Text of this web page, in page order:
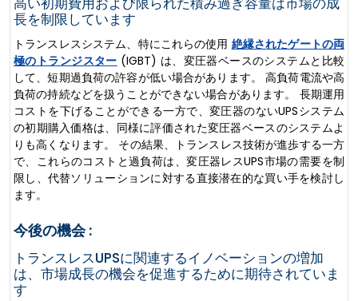
長を制限しています
トランスレスシステム、特にこれらの使用 絶縁されたゲートの両
極のトランジスター (IGBT) は、変圧器ベースのシステムと比較
して、短期過負荷の許容が低い場合があります。 高負荷電流や高
負荷の持続などを扱うことができない場合があります。 長期運用
コストを下げることができる一方で、変圧器のないUPSシステム
の初期購入価格は、同様に評価された変圧器ベースのシステムよ
りも高くなります。 その結果、トランスレス技術が進歩する一方
で、これらのコストと過負荷は、変圧器レスUPS市場の需要を制
限し、代替ソリューションに対する直接潜在的な買い手を検討し
ます。
今後の機会 :
トランスレスUPSに関連するイノベーションの増加
は、市場成長の機会を促進するために期待されていま
す